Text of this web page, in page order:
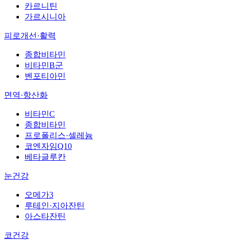
카르니틴
가르시니아
피로개선·활력
종합비타민
비타민B군
벤포티아민
면역·항산화
비타민C
종합비타민
프로폴리스·셀레늄
코엔자임Q10
베타글루칸
눈건강
오메가3
루테인·지아잔틴
아스타잔틴
코건강